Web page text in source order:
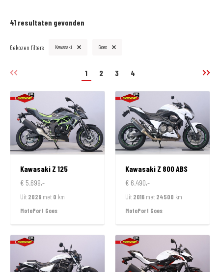
41 resultaten gevonden
Gekozen filters Kawasaki Goes
1 2 3 4
Kawasaki Z 125
€ 5.699,-
Uit 2026 met 0 km
MotoPort Goes
Kawasaki Z 800 ABS
€ 6.490,-
Uit 2016 met 24500 km
MotoPort Goes